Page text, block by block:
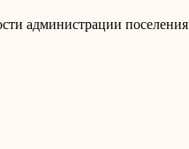
администрации поселения